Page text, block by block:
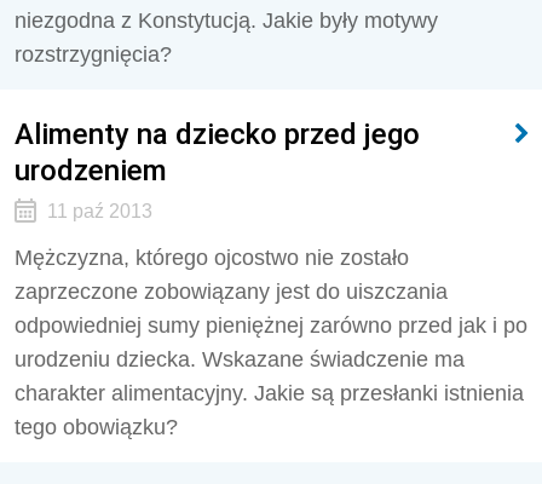
niezgodna z Konstytucją. Jakie były motywy
rozstrzygnięcia?
Alimenty na dziecko przed jego
urodzeniem
11 paź 2013
Mężczyzna, którego ojcostwo nie zostało
zaprzeczone zobowiązany jest do uiszczania
odpowiedniej sumy pieniężnej zarówno przed jak i po
urodzeniu dziecka. Wskazane świadczenie ma
charakter alimentacyjny. Jakie są przesłanki istnienia
tego obowiązku?